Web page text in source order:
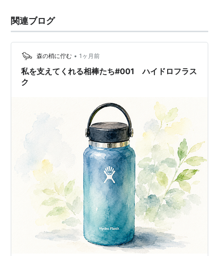
関連ブログ
森の梢に佇む • 1ヶ月前
私を支えてくれる相棒たち#001 ハイドロフラス
ク